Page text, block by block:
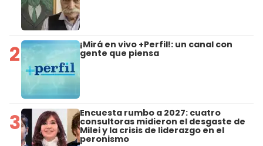
2 ¡Mirá en vivo +Perfil!: un canal con
gente que piensa
3 Encuesta rumbo a 2027: cuatro
consultoras midieron el desgaste de
Milei y la crisis de liderazgo en el
peronismo